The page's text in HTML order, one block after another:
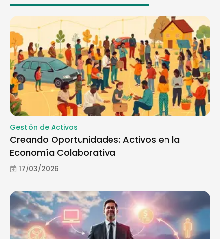
Gestión de Activos
Creando Oportunidades: Activos en la
Economía Colaborativa
17/03/2026